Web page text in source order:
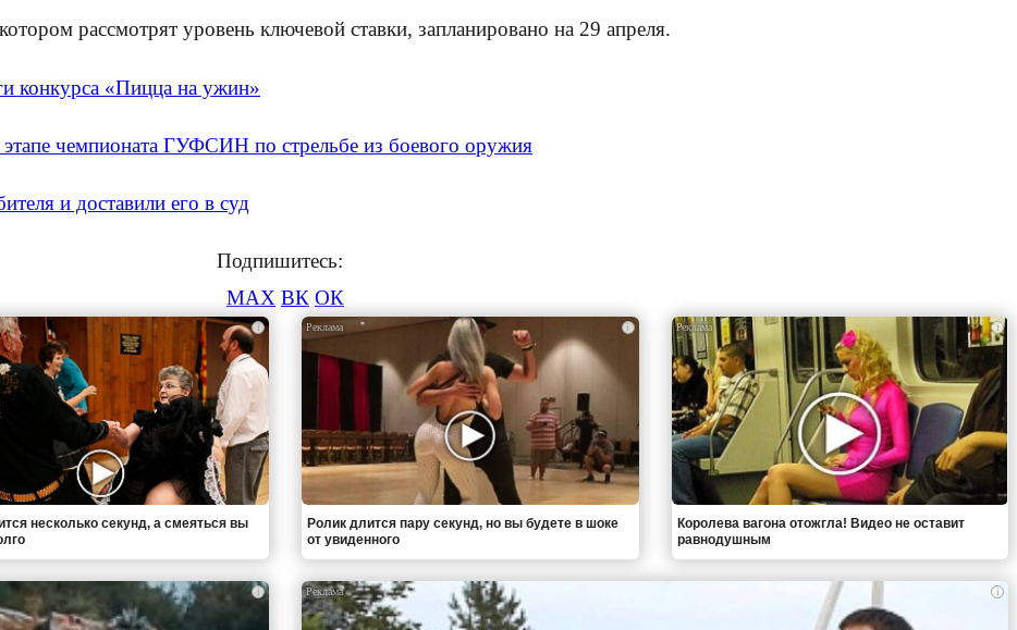
рассмотрят уровень ключевой ставки, запланировано на 29 апреля.
конкурса «Пицца на ужин»
чемпионата ГУФСИН по стрельбе из боевого оружия
и доставили его в суд
Подпишитесь:
MAX ВК ОК
i
несколько секунд, а смеяться вы
i
Ролик длится пару секунд, но вы будете в шоке
от увиденного
i
Королева вагона отожгла! Видео не оставит
равнодушным
i i